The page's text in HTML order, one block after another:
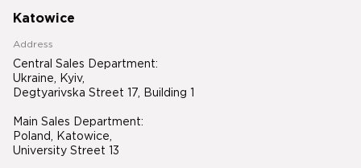
Katowice
Address
Central Sales Department:
Ukraine, Kyiv,
Degtyarivska Street 17, Building 1
Main Sales Department:
Poland, Katowice,
University Street 13